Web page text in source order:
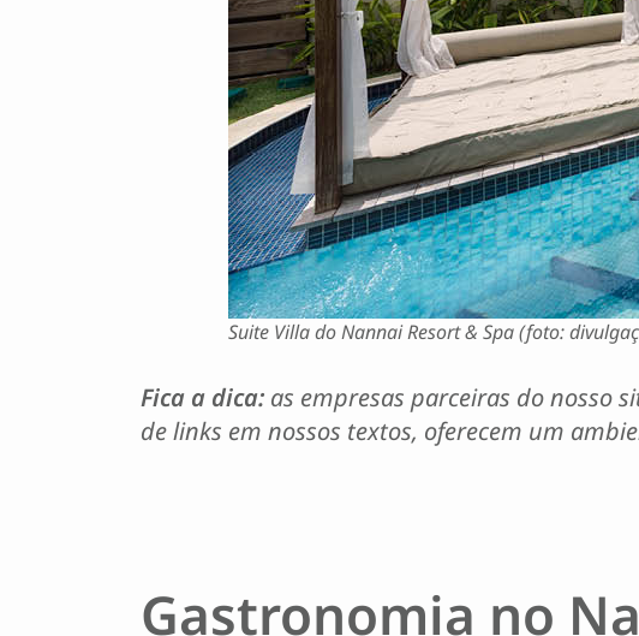
Suite Villa do Nannai Resort & Spa (foto:
Fica a dica: as empresas parceiras do nosso
de links em nossos textos, oferecem um
Gastronomia no